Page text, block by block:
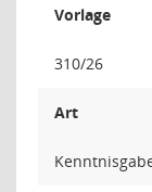
Vorlage
310/26
Art